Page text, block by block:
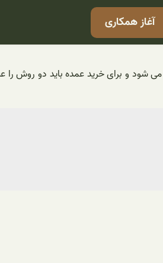
آغاز همکاری
و برای خرید عمده باید دو روش را